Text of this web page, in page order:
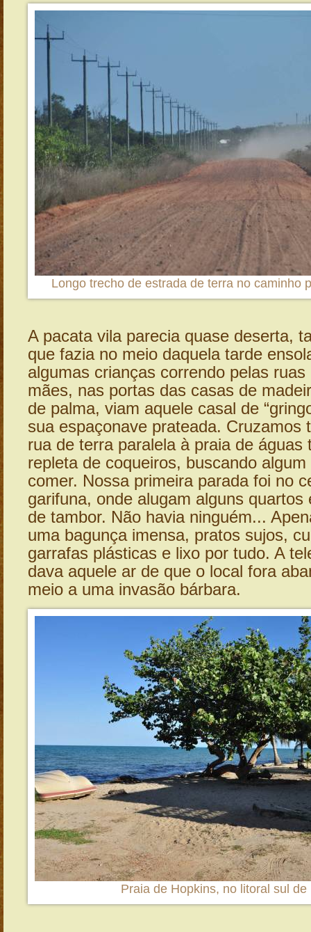
Longo trecho de estrada de terra no caminho
A pacata vila parecia quase deserta,
que fazia no meio daquela tarde
algumas crianças correndo pelas
mães, nas portas das casas de
de palma, viam aquele casal de
sua espaçonave prateada. Cruzamos
rua de terra paralela à praia de águas
repleta de coqueiros, buscando
comer. Nossa primeira parada foi no
garifuna, onde alugam alguns quartos
de tambor. Não havia ninguém...
uma bagunça imensa, pratos sujos,
garrafas plásticas e lixo por tudo. A
dava aquele ar de que o local fora
meio a uma invasão bárbara.
Praia de Hopkins, no litoral sul de